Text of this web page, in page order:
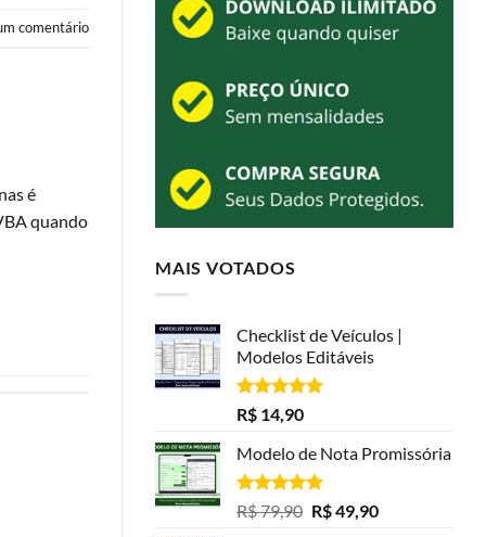
comentário
é
quando
MAIS VOTADOS
Checklist de Veículos |
Modelos Editáveis
Avaliação
5.00
de 5
R$ 14,90
Modelo de Nota Promissória
Avaliação
5.00
de 5
R$79,90 O
R$49,90O